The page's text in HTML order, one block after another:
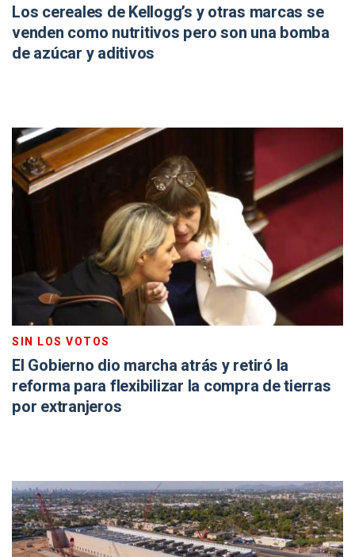
Los cereales de Kellogg’s y otras marcas se
venden como nutritivos pero son una bomba
de azúcar y aditivos
SIN LOS VOTOS
El Gobierno dio marcha atrás y retiró la
reforma para flexibilizar la compra de tierras
por extranjeros